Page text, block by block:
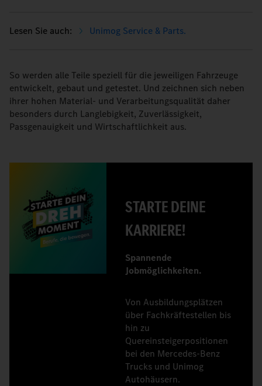
Unimog Service & Parts.
So werden alle Teile speziell für die jeweiligen Fahrzeuge
entwickelt, gebaut und getestet. Und zeichnen sich neben
ihrer hohen Material- und Verarbeitungsqualität daher
besonders durch Langlebigkeit, Zuverlässigkeit,
Passgenauigkeit und Wirtschaftlichkeit aus.
STARTE DEINE
KARRIERE!
Spannende
Jobmöglichkeiten.
Von Ausbildungsplätzen
über Fachkräftestellen bis
hin zu
Quereinsteigerpositionen
bei den Mercedes‑Benz
Trucks und Unimog
Autohäusern.